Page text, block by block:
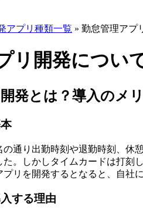
アプリ種類一覧 » 勤怠管理アプ
リ開発につい
発とは？導入のメ
の通り出勤時刻や退勤時刻、
た。しかしタイムカードは打
リを開発するとなると、自社
する理由